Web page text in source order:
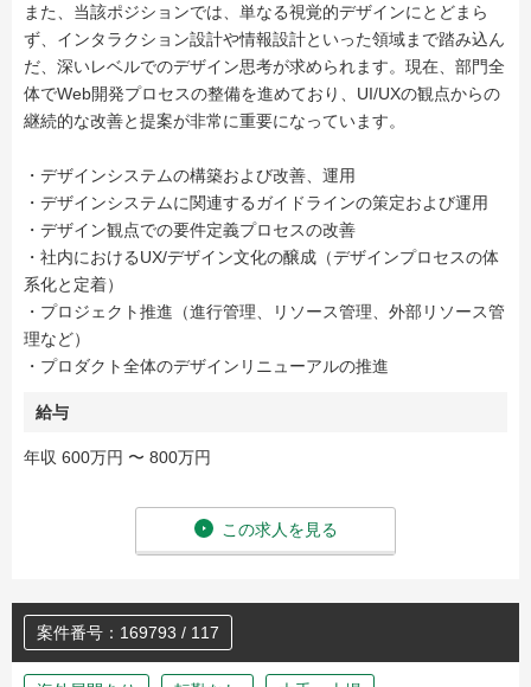
また、当該ポジションでは、単なる視覚的デザインにとどまら
ず、インタラクション設計や情報設計といった領域まで踏み込ん
だ、深いレベルでのデザイン思考が求められます。現在、部門全
体でWeb開発プロセスの整備を進めており、UI/UXの観点からの
継続的な改善と提案が非常に重要になっています。
・デザインシステムの構築および改善、運用
・デザインシステムに関連するガイドラインの策定および運用
・デザイン観点での要件定義プロセスの改善
・社内におけるUX/デザイン文化の醸成（デザインプロセスの体
系化と定着）
・プロジェクト推進（進行管理、リソース管理、外部リソース管
理など）
・プロダクト全体のデザインリニューアルの推進
給与
年収 600万円 〜 800万円
この求人を見る
案件番号：169793 / 117